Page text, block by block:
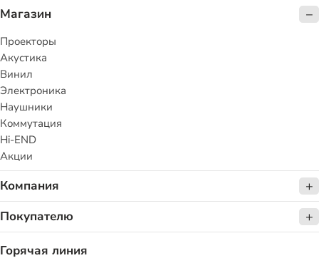
Магазин
Проекторы
Акустика
Винил
Электроника
Наушники
Коммутация
Hi-END
Акции
Компания
Покупателю
Горячая линия